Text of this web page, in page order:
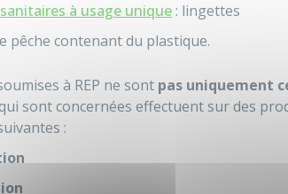
à usage unique: lingettes
pêche contenant du plastique.
à REP ne sont pas uniquement
sont concernées effectuent sur des
: